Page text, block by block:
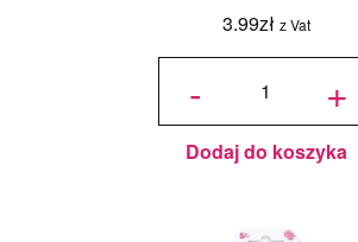
3.99zł z Vat
-
ilość
Renifer Mały
6 cm +
Dodaj do koszyka